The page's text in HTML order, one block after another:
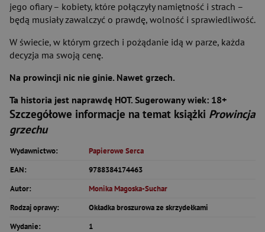
jego ofiary – kobiety, które połączyły namiętność i strach –
będą musiały zawalczyć o prawdę, wolność i sprawiedliwość.
W świecie, w którym grzech i pożądanie idą w parze, każda
decyzja ma swoją cenę.
Na prowincji nic nie ginie. Nawet grzech.
Ta historia jest naprawdę HOT. Sugerowany wiek: 18+
Szczegółowe informacje na temat książki Prowincja
grzechu
Wydawnictwo:
Papierowe Serca
EAN:
9788384174463
Autor:
Monika Magoska-Suchar
Rodzaj oprawy:
Okładka broszurowa ze skrzydełkami
Wydanie:
1